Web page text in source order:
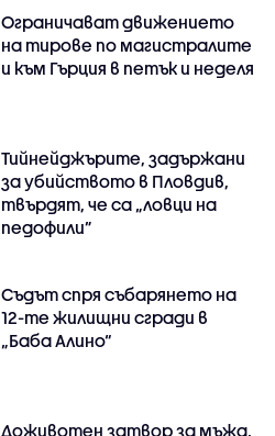
Ограничават движението
на тирове по магистралите
и към Гърция в петък и неделя
Тийнейджърите, задържани
за убийството в Пловдив,
твърдят, че са „ловци на
педофили”
Съдът спря събарянето на
12-те жилищни сгради в
„Баба Алино“
Доживотен затвор за мъжа,